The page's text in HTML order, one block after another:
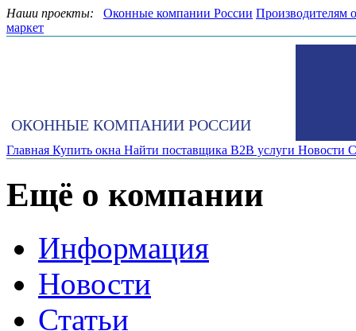
Наши проекты: Оконные компании России Производителям
маркет
ОКОННЫЕ КОМПАНИИ РОССИИ
Главная Купить окна Найти поставщика B2B услуги Новости
Ещё о компании
Информация
Новости
Статьи